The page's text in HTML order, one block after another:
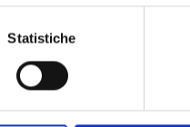
Statistiche